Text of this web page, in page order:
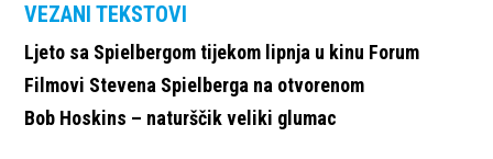
VEZANI TEKSTOVI
Ljeto sa Spielbergom tijekom lipnja u kinu Forum
Filmovi Stevena Spielberga na otvorenom
Bob Hoskins – naturščik veliki glumac